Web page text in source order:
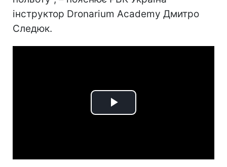
інструктор Dronarium Academy Дмитро
Следюк.
Play